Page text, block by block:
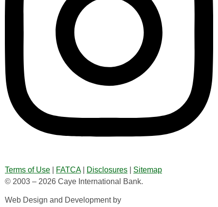
Terms of Use FATCA| Disclosures
Sitemap
© 2003 – 2026 Caye International Bank.
Web Design and Development by